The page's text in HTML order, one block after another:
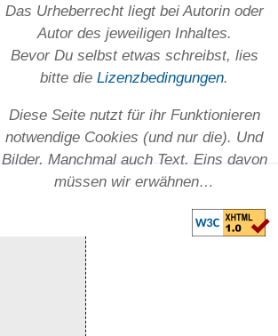
Das Urheber­recht liegt bei Autorin oder
Autor des jeweiligen In­haltes.
Bevor Du selbst etwas schreibst, lies
bitte dieLizenz­bedingungen.
Diese Seite nutzt für ihr Funktionieren
notwendige Cookies (und nur die). Und
Bilder. Manchmal auch Text. Eins davon
müssen wir erwähnen…